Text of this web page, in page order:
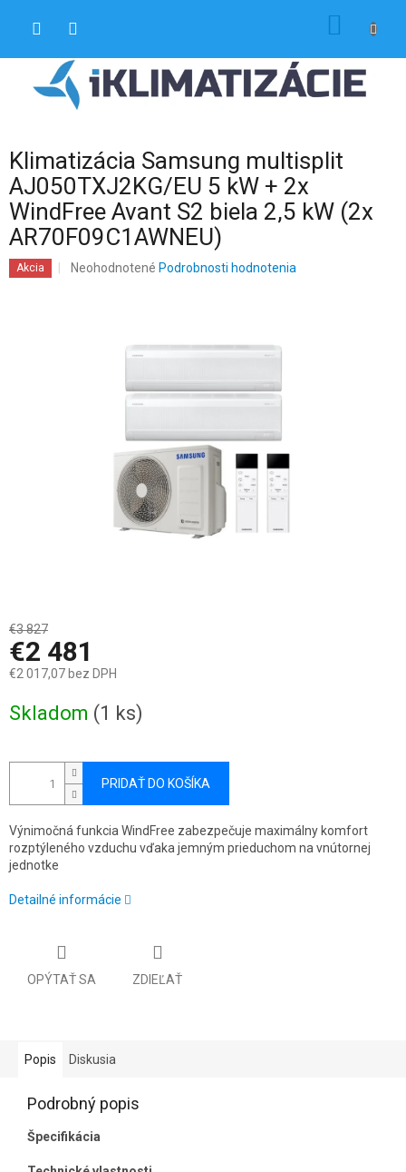
Klimatizácia Samsung multisplit
AJ050TXJ2KG/EU 5 kW + 2x
WindFree Avant S2 biela 2,5 kW (2x
AR70F09C1AWNEU)
Akcia
Priemerné
hviezdičiek.
Neohodnotené Podrobnosti hodnotenia
€3 827
€2 481
€2 017,07 bez DPH
cena:
Skladom (1 ks)
PRIDAŤ DO KOŠÍKA
Výnimočná funkcia WindFree zabezpečuje maximálny komfort
rozptýleného vzduchu vďaka jemným prieduchom na vnútornej
jednotke
Detailné informácie
OPÝTAŤ SA ZDIEĽAŤ
Popis Diskusia
Podrobný popis
Špecifikácia